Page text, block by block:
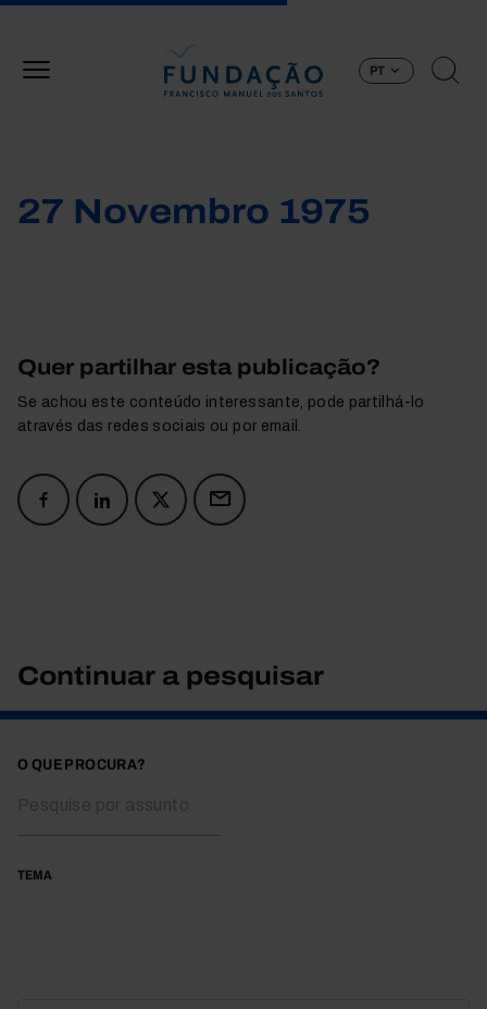
PT
27 Novembro 1975
Quer partilhar esta publicação?
Se achou este conteúdo interessante, pode partilhá-lo
através das redes sociais ou por email.
Continuar a pesquisar
O QUE PROCURA?
TEMA